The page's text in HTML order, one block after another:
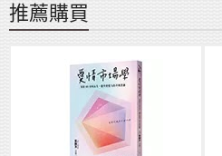
推薦購買